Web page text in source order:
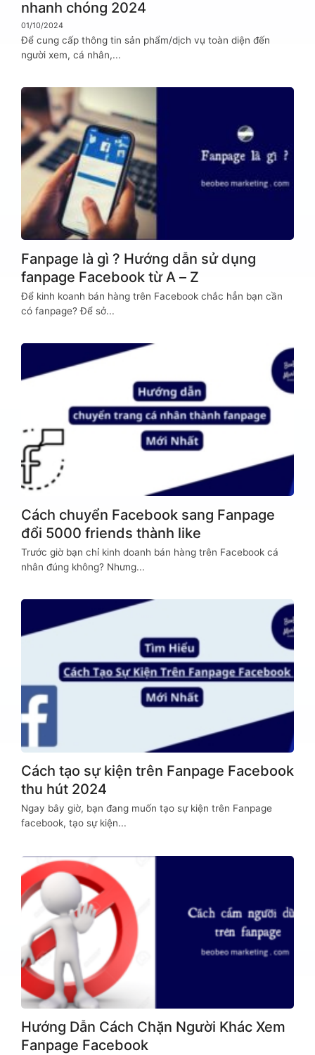
nhanh chóng 2024
01/10/2024
Để cung cấp thông tin sản phẩm/dịch vụ toàn diện đến
người xem, cá nhân,...
Fanpage là gì ? Hướng dẫn sử dụng
fanpage Facebook từ A – Z
Để kinh koanh bán hàng trên Facebook chắc hẳn bạn cần
có fanpage? Để sở...
Cách chuyển Facebook sang Fanpage
đổi 5000 friends thành like
Trước giờ bạn chỉ kinh doanh bán hàng trên Facebook cá
nhân đúng không? Nhưng...
Cách tạo sự kiện trên Fanpage Facebook
thu hút 2024
Ngay bây giờ, bạn đang muốn tạo sự kiện trên Fanpage
facebook, tạo sự kiện...
Hướng Dẫn Cách Chặn Người Khác Xem
Fanpage Facebook